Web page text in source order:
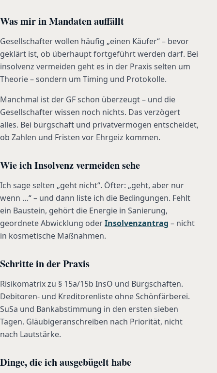
Was mir in Mandaten auffällt
Gesellschafter wollen häufig „einen Käufer“ – bevor
geklärt ist, ob überhaupt fortgeführt werden darf. Bei
insolvenz vermeiden geht es in der Praxis selten um
Theorie – sondern um Timing und Protokolle.
Manchmal ist der GF schon überzeugt – und die
Gesellschafter wissen noch nichts. Das verzögert
alles. Bei bürgschaft und privatvermögen entscheidet,
ob Zahlen und Fristen vor Ehrgeiz kommen.
Wie ich Insolvenz vermeiden sehe
Ich sage selten „geht nicht“. Öfter: „geht, aber nur
wenn …“ – und dann liste ich die Bedingungen. Fehlt
ein Baustein, gehört die Energie in Sanierung,
geordnete Abwicklung oderInsolvenzantrag – nicht
in kosmetische Maßnahmen.
Schritte in der Praxis
Risikomatrix zu § 15a/15b InsO und Bürgschaften.
Debitoren- und Kreditorenliste ohne Schönfärberei.
SuSa und Bankabstimmung in den ersten sieben
Tagen. Gläubigeranschreiben nach Priorität, nicht
nach Lautstärke.
Dinge, die ich ausgebügelt habe